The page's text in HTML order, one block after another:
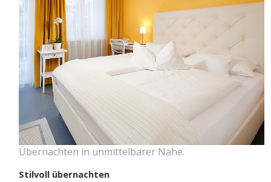
Übernachten in unmittelbarer Nähe.
Stilvoll übernachten